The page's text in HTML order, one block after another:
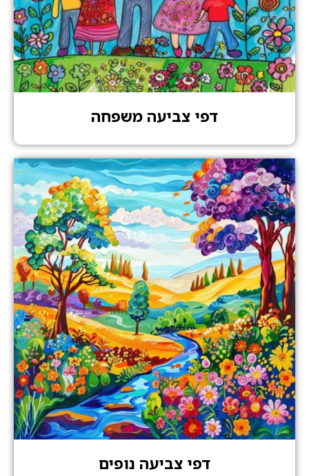
דפי צביעה משפחה
דפי צביעה נופים